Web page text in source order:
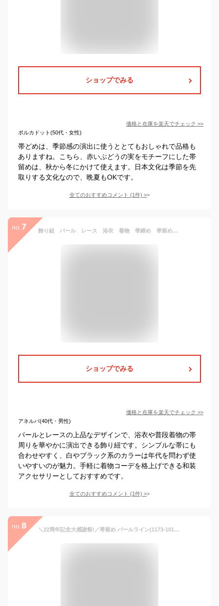
ショップでみる
価格と在庫を楽天でチェック >>
ポルカドット(50代・女性)
帯どめは、季節感の演出に使うととてもおしゃれで品格も
ありますね。こちら、赤いぶどうの実をモチーフにした帯
留めは、秋から冬にかけて使えます。日本文化は季節を先
取りする文化なので、晩夏もOKです。
全てのおすすめコメント (1件) >
no. 7 飾り紐 パール レース 浴衣 着物 帯締め 帯留め 帯飾り 和装小物 着物 ゆかた ホワイト ブラック 上品 メール便5ポイント
ショップでみる
価格と在庫を楽天でチェック >>
アネルバ(40代・男性)
パールとレースの上品なデザインで、浴衣や普段着物の帯
周りを華やかに演出できる飾り紐です。シンプルな帯にも
合わせやすく、白やブラック系のカラーは年代を問わず使
いやすいのが魅力。手軽に着物コーデを格上げできる和装
アクセサリーとしておすすめです。
全てのおすすめコメント (1件) >
no. 8 ＼22周年記念大感謝祭!／帯留め パールライン(1173-1012-010) 帯留 おびどめ シルバー パールホワイト 銀 フェイクパール 上品 はんなり レトロ アンティーク調 オールシーズン 春 夏 秋 冬 カジュアル フォーマル プレゼント 贈り物 ギフト レディース 花しおり (mo011)